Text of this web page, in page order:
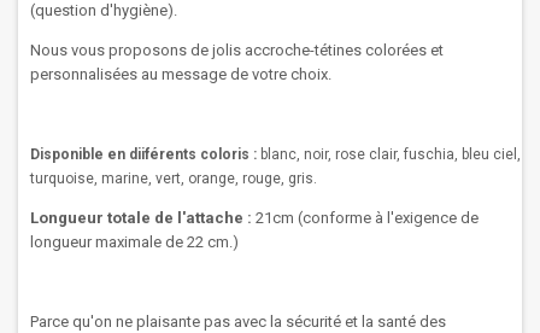
(question d'hygiène).
Nous vous proposons de jolis accroche-tétines colorées et
personnalisées au message de votre choix.
Disponible en diiférents coloris : blanc, noir, rose clair, fuschia, bleu ciel,
turquoise, marine, vert, orange, rouge, gris.
Longueur totale de l'attache : 21cm (conforme à l'exigence de
longueur maximale de 22 cm.)
Parce qu'on ne plaisante pas avec la sécurité et la santé des